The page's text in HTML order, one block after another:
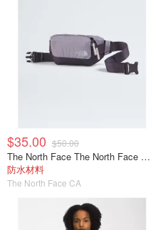
$35.00 $50.00
The North Face The North Face Base Camp Voyager 腰包
防水材料
The North Face CA